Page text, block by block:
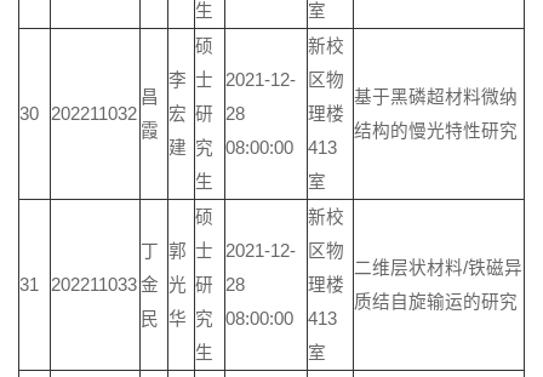
生
室
30 202211032
昌
霞
李
宏
建
硕
士
研
究
生
2021-12-
28
08:00:00
新校
区物
理楼
413
室
基于黑磷超材料微纳
结构的慢光特性研究
31 202211033
丁
金
民
郭
光
华
硕
士
研
究
生
2021-12-
28
08:00:00
新校
区物
理楼
413
室
二维层状材料/铁磁异
质结自旋输运的研究